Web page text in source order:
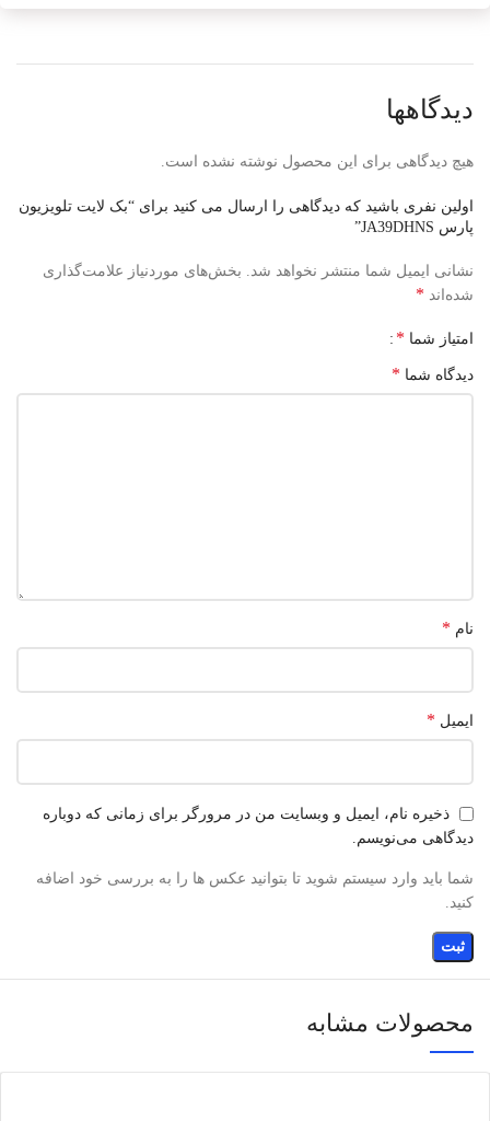
دیدگاهها
هیچ دیدگاهی برای این محصول نوشته نشده است.
اولین نفری باشید که دیدگاهی را ارسال می کنید برای “بک لایت تلویزیون
پارس JA39DHNS”
نشانی ایمیل شما منتشر نخواهد شد.
بخش‌های موردنیاز علامت‌گذاری
شده‌اند *
امتیاز شما *
دیدگاه شما *
نام *
ایمیل *
ذخیره نام، ایمیل و وبسایت من در مرورگر برای زمانی که دوباره
دیدگاهی می‌نویسم.
شما باید وارد سیستم شوید تا بتوانید عکس ها را به بررسی خود اضافه
کنید.
محصولات مشابه